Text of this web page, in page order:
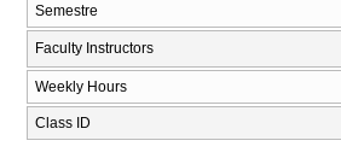
Semestre
Faculty Instructors
Weekly Hours
Class ID